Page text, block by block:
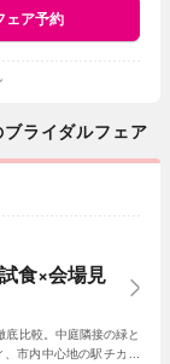
ェア予約
ライダルフェア
食×会場見
比較。中庭隣接の緑と
市内中心地の駅チカ好